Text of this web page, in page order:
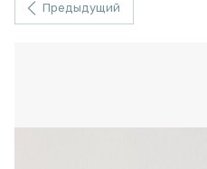
Предыдущий